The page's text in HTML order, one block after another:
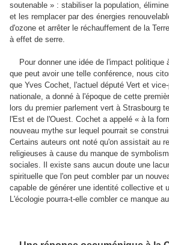
soutenable » : stabiliser la population,
et les remplacer par des énergies
d'ozone et arrêter le réchauffement de la
à effet de serre.
Pour donner une idée de l'impact politique
que peut avoir une telle conférence, nous
que Yves Cochet, l'actuel député Vert et
nationale, a donné à l'époque de cette
lors du premier parlement vert à Strasbourg
l'Est et de l'Ouest. Cochet a appelé « à la
nouveau mythe sur lequel pourrait se
Certains auteurs ont noté qu'on assistait au
religieuses à cause du manque de
sociales. Il existe sans aucun doute une
spirituelle que l'on peut combler par un
capable de générer une identité collective et
L'écologie pourra-t-elle combler ce manque